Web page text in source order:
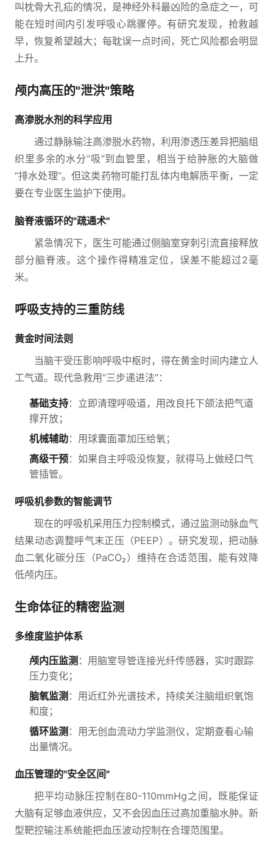
叫枕骨大孔疝的情况，是神经外科最凶险的急症之一，可
能在短时间内引发呼吸心跳骤停。有研究发现，抢救越
早，恢复希望越大；每耽误一点时间，死亡风险都会明显
上升。
颅内高压的"泄洪"策略
高渗脱水剂的科学应用
通过静脉输注高渗脱水药物，利用渗透压差异把脑组
织里多余的水分“吸”到血管里，相当于给肿胀的大脑做
“排水处理”。但这类药物可能打乱体内电解质平衡，一定
要在专业医生监护下使用。
脑脊液循环的"疏通术"
紧急情况下，医生可能通过侧脑室穿刺引流直接释放
部分脑脊液。这个操作得精准定位，误差不能超过2毫
米。
呼吸支持的三重防线
黄金时间法则
当脑干受压影响呼吸中枢时，得在黄金时间内建立人
工气道。现代急救用“三步递进法”：
基础支持：立即清理呼吸道，用改良托下颌法把气道
撑开放；
机械辅助：用球囊面罩加压给氧；
高级干预：如果自主呼吸没恢复，就得马上做经口气
管插管。
呼吸机参数的智能调节
现在的呼吸机采用压力控制模式，通过监测动脉血气
结果动态调整呼气末正压（PEEP）。研究发现，把动脉
血二氧化碳分压（PaCO₂）维持在合适范围，能有效降
低颅内压。
生命体征的精密监测
多维度监护体系
颅内压监测 ：用脑室导管连接光纤传感器，实时跟踪
压力变化；
脑氧监测 ：用近红外光谱技术，持续关注脑组织氧饱
和度；
循环监测 ：用无创血流动力学监测仪，定期查看心输
出量情况。
血压管理的"安全区间"
把平均动脉压控制在80-110mmHg之间，既能保证
大脑有足够血液供应，又不会因血压过高加重脑水肿。新
型靶控输注系统能把血压波动控制在合理范围里。